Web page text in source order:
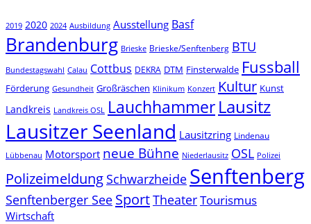
2019 2020 2024 Ausbildung Ausstellung Basf
Brandenburg Brieske Brieske/Senftenberg BTU
Bundestagswahl Calau Cottbus DEKRA DTM Finsterwalde Fussball
Förderung Gesundheit Großräschen Klinikum Konzert Kultur Kunst
Landkreis Landkreis OSL LauchhammerLausitz
Lausitzer Seenland Lausitzring Lindenau
Lübbenau Motorsport neue Bühne Niederlausitz OSL Polizei
Polizeimeldung Schwarzheide Senftenberg
Senftenberger See SportTheaterTourismus
Wirtschaft